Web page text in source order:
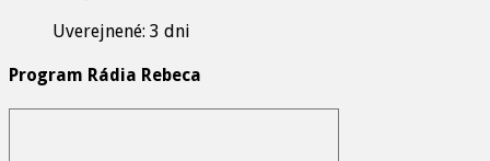
Uverejnené: 3 dni
Program Rádia Rebeca